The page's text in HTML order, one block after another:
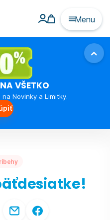
Menu
VŠETKO
na Novinky a Limitky.